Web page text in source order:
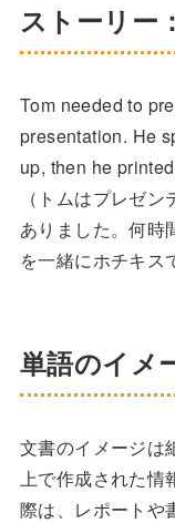
ストーリー：
Tom needed to
presentation. He
up, then he
（トムはプレゼ
ありました。何時
を一緒にホチキス
単語のイメ
文書のイメージは
上で作成された情
際は、レポートや